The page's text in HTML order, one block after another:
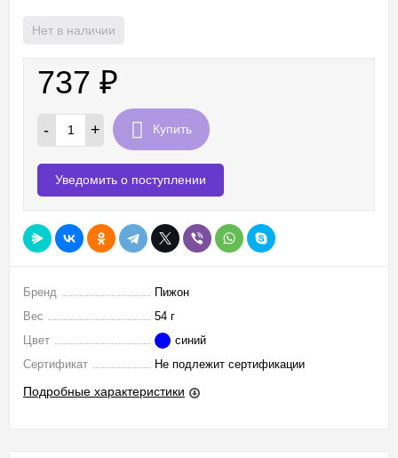
Нет в наличии
737 ₽
- + Купить
Уведомить о поступлении
Бренд
Пижон
Вес
54 г
Цвет
синий
Сертификат
Не подлежит сертификации
Подробные характеристики